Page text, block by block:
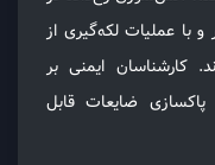
با عملیات لکه‌گیری از
کارشناسان ایمنی بر
ضایعات قابل